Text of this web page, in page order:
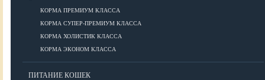
КОРМА ПРЕМИУМ КЛАССА
КОРМА СУПЕР-ПРЕМИУМ КЛАССА
КОРМА ХОЛИСТИК КЛАССА
КОРМА ЭКОНОМ КЛАССА
ПИТАНИЕ КОШЕК
Роды кошек